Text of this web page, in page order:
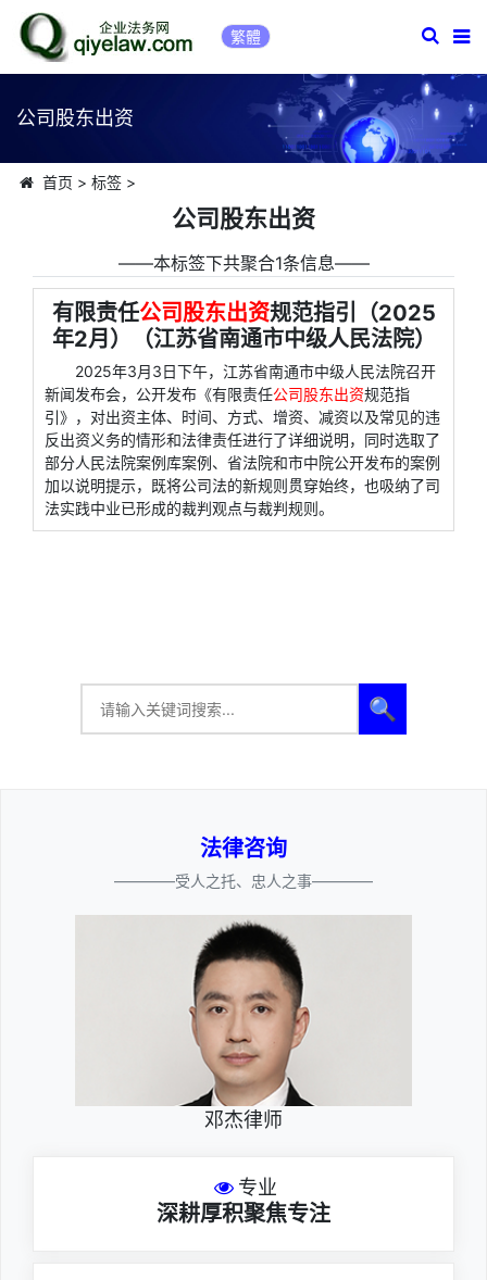
繁體
公司股东出资
首页 > 标签>
公司股东出资
――本标签下共聚合1条信息――
有限责任公司股东出资规范指引（2025
年2月）（江苏省南通市中级人民法院）
2025年3月3日下午，江苏省南通市中级人民法院召开
新闻发布会，公开发布《有限责任公司股东出资规范指
引》，对出资主体、时间、方式、增资、减资以及常见的违
反出资义务的情形和法律责任进行了详细说明，同时选取了
部分人民法院案例库案例、省法院和市中院公开发布的案例
加以说明提示，既将公司法的新规则贯穿始终，也吸纳了司
法实践中业已形成的裁判观点与裁判规则。
🔍
法律咨询
————受人之托、忠人之事————
邓杰律师
专业
深耕厚积聚焦专注